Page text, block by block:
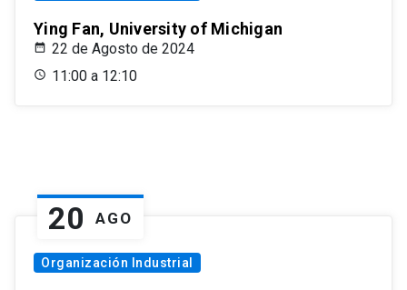
Ying Fan, University of Michigan
22 de Agosto de 2024
11:00 a 12:10
20 AGO
Organización Industrial